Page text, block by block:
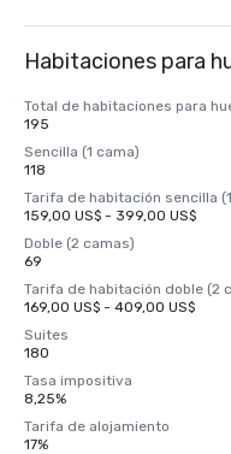
Habitaciones para
Total de habitaciones para
195
Sencilla (1 cama)
118
Tarifa de habitación sencilla
159,00 US$ - 399,00 US$
Doble (2 camas)
69
Tarifa de habitación doble (2
169,00 US$ - 409,00 US$
Suites
180
Tasa impositiva
8,25%
Tarifa de alojamiento
17%